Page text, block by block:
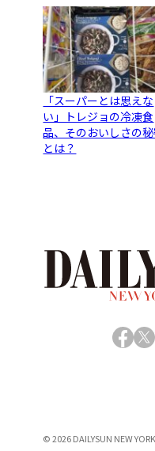
「スーパーとは思えな
い」トレジョの冷凍食
品、そのおいしさの
とは？
X
© 2026 DAILYSUN NEW